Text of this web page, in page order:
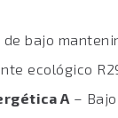
de bajo
ecológico
A –